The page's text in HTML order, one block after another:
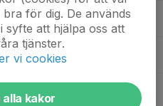
för dig. De används
syfte att hjälpa oss att
tjänster.
vi cookies
alla kakor